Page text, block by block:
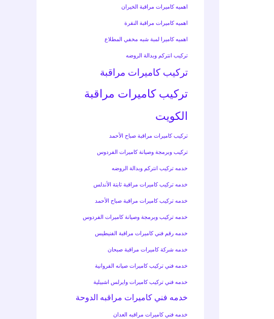
اهميه كاميرات مراقبة الخيران
اهميه كاميرات مراقبة النقرة
اهميه كاميرا لمبة شبه مخفي المطلاع
تركيب انتركم وبدالة الروضه
تركيب كاميرات مراقبة
تركيب كاميرات مراقبة
الكويت
تركيب كاميرات مراقبة صباح الأحمد
تركيب وبرمجة وصيانة كاميرات الفردوس
خدمه تركيب انتركم وبدالة الروضه
خدمه تركيب كاميرات مراقبة ثابتة الأندلس
خدمه تركيب كاميرات مراقبة صباح الأحمد
خدمه تركيب وبرمجة وصيانة كاميرات الفردوس
خدمه رقم فني كاميرات مراقبة الفنيطيس
خدمه شركة كاميرات مراقبة صبحان
خدمه فني تركيب كاميرات صيانه الفروانية
خدمه فني تركيب كاميرات وايرلس اشبيلية
خدمه فني كاميرات مراقبه الدوحة
خدمه فني كاميرات مراقبه العدان